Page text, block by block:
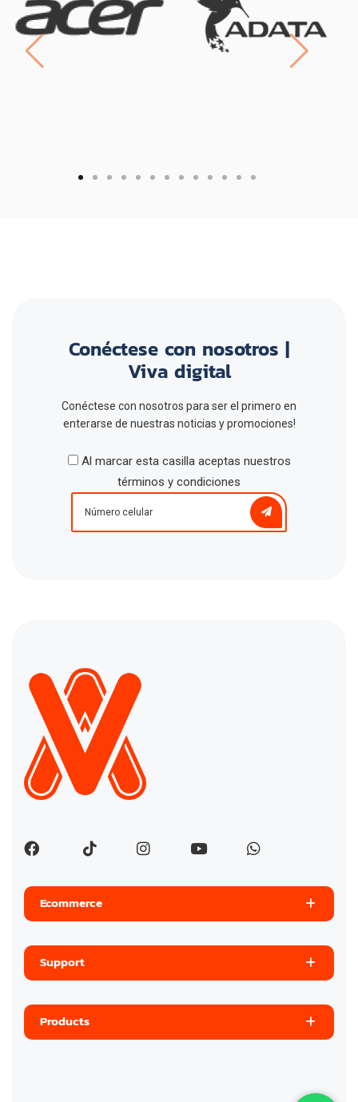
Conéctese con nosotros |
Viva digital
Conéctese con nosotros para ser el primero en
enterarse de nuestras noticias y promociones!
Al marcar esta casilla aceptas nuestros
términos y condiciones
Ecommerce
Support
Products